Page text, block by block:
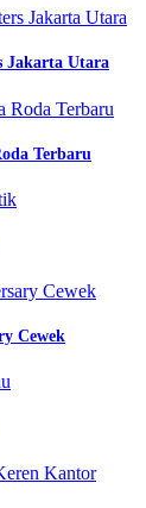
Jakarta Utara
Terbaru
Cewek